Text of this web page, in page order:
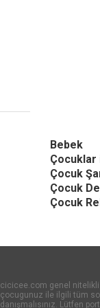
Bebek
Çocuklar
Çocuk
Çocuk
Çocuk
cicicee.com genel nitelikli
çocugunuz ile ilgili tüm
danışmalısınız. Lütfen